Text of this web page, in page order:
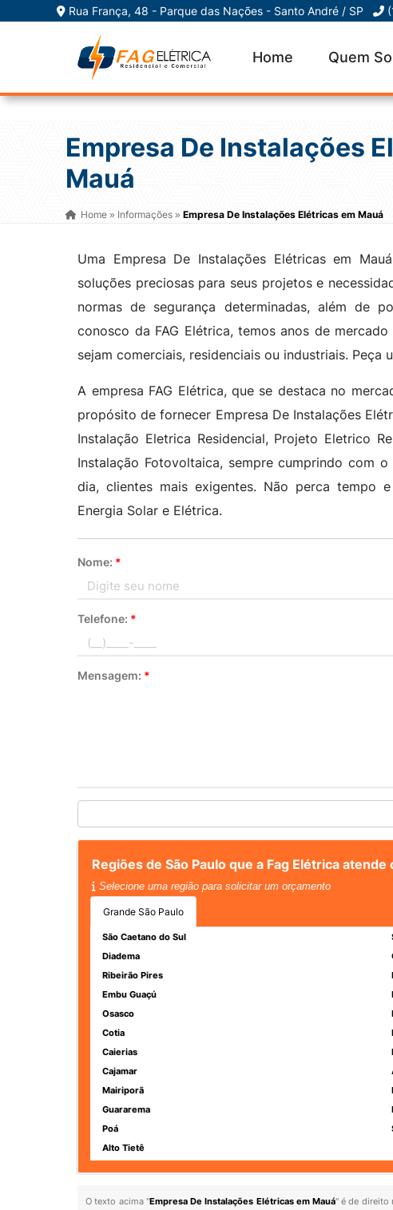
Rua França, 48 - Parque das Nações - Santo André / SP
Home Quem
Empresa De Instalações
Mauá
Home » Informações » Empresa De Instalações Elétricas em Mauá
Uma Empresa De Instalações Elétricas em
soluções preciosas para seus projetos e
normas de segurança determinadas, além de
conosco da FAG Elétrica, temos anos de
sejam comerciais, residenciais ou industriais.
A empresa FAG Elétrica, que se destaca no
propósito de fornecer Empresa De Instalações
Instalação Eletrica Residencial, Projeto Eletrico
Instalação Fotovoltaica, sempre cumprindo com
dia, clientes mais exigentes. Não perca tempo
Energia Solar e Elétrica.
Nome: *
Telefone: *
Mensagem: *
Regiões de São Paulo que a Fag Elétrica
Selecione uma região para solicitar um orçamento
Grande São Paulo
São Caetano do Sul
Diadema
Ribeirão Pires
Embu Guaçú
Osasco
Cotia
Caierias
Cajamar
Mairiporã
Guararema
Poá
Alto Tietê
O texto acima "Empresa De Instalações Elétricas em Mauá" é de direito